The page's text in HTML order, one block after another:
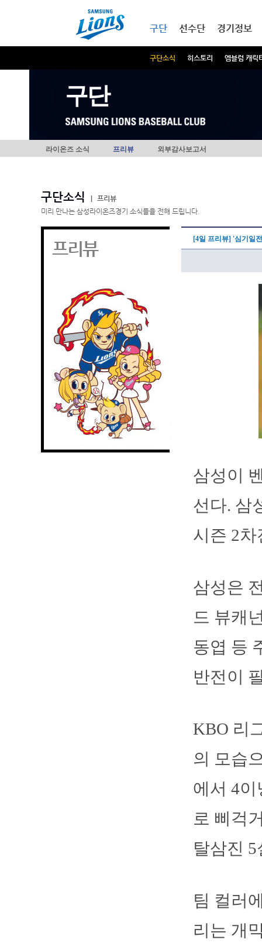
구단
구단소식 히스토리 엠블럼 캐릭
선수단 경기정보
구단
라이온즈 소식 프리뷰 외부감사보고서
구단소식
프리뷰
미리 만나는 삼성라이온즈경기 소식들을 전해 드립니다.
프리뷰 [4일 프리뷰] '심기일
삼성이
선다. 삼
시즌 2
삼성은
드 뷰캐
동엽 등
반전이
KBO 리
의 모습
에서 4
로 삐걱
탈삼진
팀 컬러
리는 개